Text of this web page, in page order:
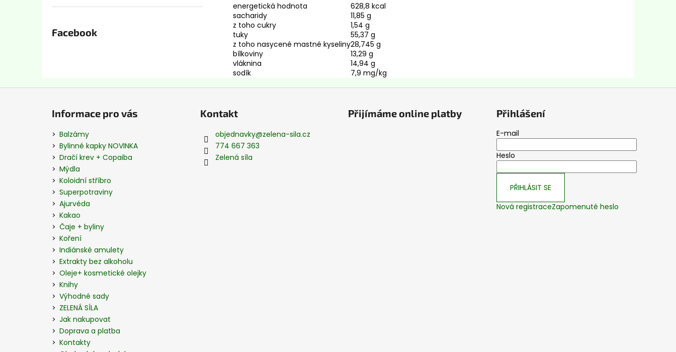
Facebook
energetická hodnota
628,8 kcal
sacharidy
11,85 g
z toho cukry
1,54 g
tuky
55,37 g
z toho nasycené mastné kyseliny28,745 g
bílkoviny
13,29 g
vláknina
14,94 g
sodík
7,9 mg/kg
Informace pro vás
Balzámy
Bylinné kapky NOVINKA
Dračí krev + Copaiba
Mýdla
Koloidní stříbro
Superpotraviny
Ajurvéda
Kakao
Čaje + byliny
Koření
Indiánské amulety
Extrakty bez alkoholu
Oleje+ kosmetické olejky
Knihy
Výhodné sady
ZELENÁ SÍLA
Jak nakupovat
Doprava a platba
Kontakty
Kontakt
objednavky@zelena-sila.cz
774 667 363
Zelená síla
Přijímáme online platby Přihlášení
E-mail
Heslo
PŘIHLÁSIT SE
Nová registraceZapomenuté heslo